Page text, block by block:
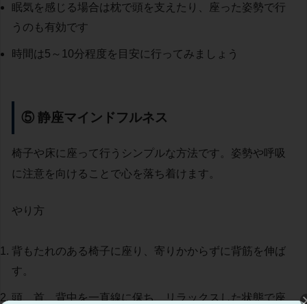
眠気を感じる場合は枕で頭を支えたり、座った姿勢で行
うのも有効です
時間は5～10分程度を目安に行ってみましょう
⑤ 静座マインドフルネス
椅子や床に座って行うシンプルな方法です。姿勢や呼吸
に注意を向けることで心を落ち着けます。
やり方
背もたれのある椅子に座り、寄りかからずに背筋を伸ば
す。
頭、首、背中を一直線に保ち、リラックスした状態で座